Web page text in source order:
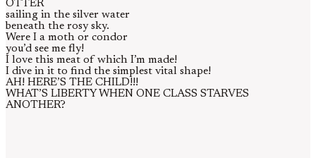
OTTER
sailing in the silver water
beneath the rosy sky.
Were I a moth or condor
you’d see me fly!
I love this meat of which I’m made!
I dive in it to find the simplest vital shape!
AH! HERE’S THE CHILD!!!
WHAT’S LIBERTY WHEN ONE CLASS STARVES
ANOTHER?